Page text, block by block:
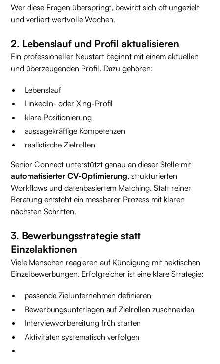
Wer diese Fragen überspringt, bewirbt sich oft ungezielt
und verliert wertvolle Wochen.
2. Lebenslauf und Profil aktualisieren
Ein professioneller Neustart beginnt mit einem aktuellen
und überzeugenden Profil. Dazu gehören:
Lebenslauf
LinkedIn- oder Xing-Profil
klare Positionierung
aussagekräftige Kompetenzen
realistische Zielrollen
Senior Connect unterstützt genau an dieser Stelle mit
automatisierter CV-Optimierung, strukturierten
Workflows und datenbasiertem Matching. Statt reiner
Beratung entsteht ein messbarer Prozess mit klaren
nächsten Schritten.
3. Bewerbungsstrategie statt
Einzelaktionen
Viele Menschen reagieren auf Kündigung mit hektischen
Einzelbewerbungen. Erfolgreicher ist eine klare Strategie:
passende Zielunternehmen definieren
Bewerbungsunterlagen auf Zielrollen zuschneiden
Interviewvorbereitung früh starten
Aktivitäten systematisch verfolgen